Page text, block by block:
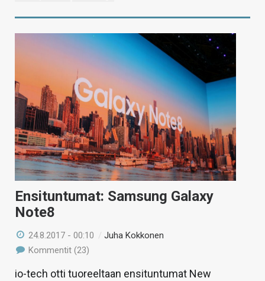
Ensituntumat: Samsung Galaxy
Note8
24.8.2017 - 00:10 /Juha Kokkonen
Kommentit (23)
io-tech otti tuoreeltaan ensituntumat New